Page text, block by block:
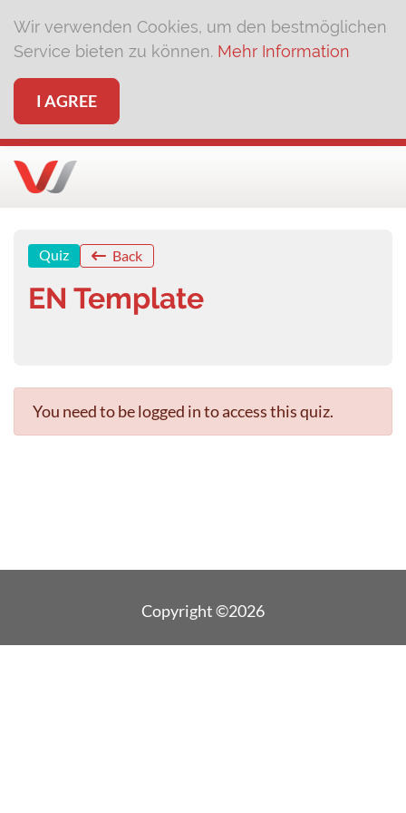
Wir verwenden Cookies, um den bestmöglichen
Service bieten zu können. Mehr Information
I AGREE
Quiz Back
EN Template
You need to be logged in to access this quiz.
Copyright ©2026